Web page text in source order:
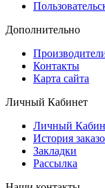
Дополнительно
Контакты
Карта сайта
Личный Кабинет
Личный
История
Закладки
Рассылка